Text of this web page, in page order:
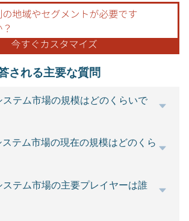
される主要な質問
ステム市場の規模はどのくらいで
テム市場の現在の規模はどのくら
ステム市場の主要プレイヤーは誰